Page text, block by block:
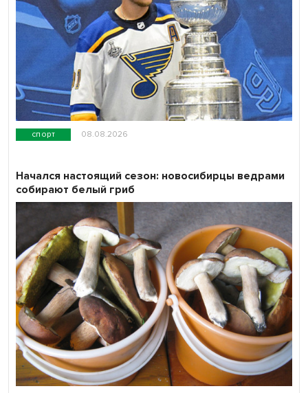
спорт 08.08.2026
Начался настоящий сезон: новосибирцы ведрами
собирают белый гриб